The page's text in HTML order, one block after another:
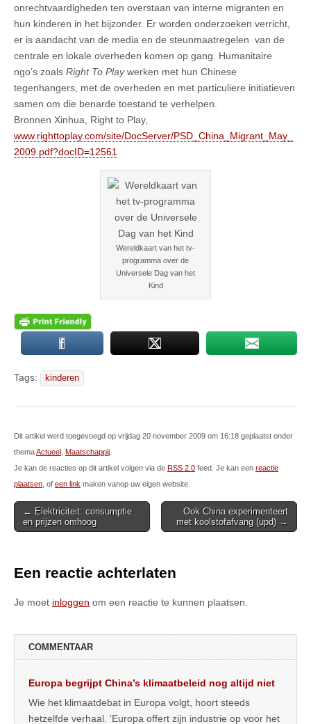
onrechtvaardigheden ten overstaan van interne migranten en
hun kinderen in het bijzonder. Er worden onderzoeken verricht,
er is aandacht van de media en de steunmaatregelen van de
centrale en lokale overheden komen op gang. Humanitaire
ngo’s zoals Right To Playwerken met hun Chinese
tegenhangers, met de overheden en met particuliere initiatieven
samen om die benarde toestand te verhelpen.
Bronnen Xinhua, Right to Play,
www.righttoplay.com/site/DocServer/PSD_China_Migrant_May_
2009.pdf?docID=12561
Wereldkaart van het tv-
programma over de
Universele Dag van het
Kind
Tags: kinderen
Dit artikel werd toegevoegd op vrijdag 20 november 2009 om 16:18 geplaatst onder
themaActueel Maatschappij
Je kan de reacties op dit artikel volgen via de RSS 2.0 feed. Je kan een reactie
plaatsen , of een link maken vanop uw eigen website.
Post
navigation
← Elektriciteit: consumptie
en prijzen omhoog
Ook China experimenteert
met koolstofafvang (upd) →
Een reactie achterlaten
Je moet inloggen om een reactie te kunnen plaatsen.
COMMENTAAR
Europa begrijpt China’s klimaatbeleid nog altijd niet
Wie het klimaatdebat in Europa volgt, hoort steeds
hetzelfde verhaal. ‘Europa offert zijn industrie op voor het